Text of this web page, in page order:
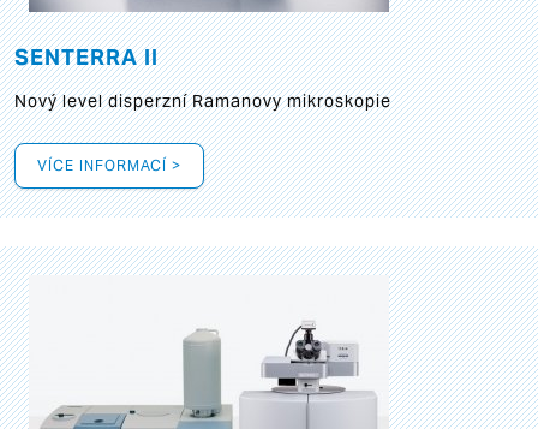
SENTERRA II
Nový level disperzní Ramanovy mikroskopie
VÍCE INFORMACÍ >